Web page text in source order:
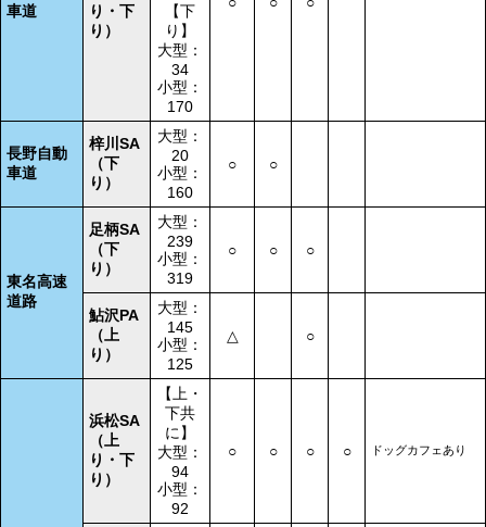
車道
り・下
り）
【下
り】
大型：
34
小型：
170
長野自動
車道
梓川SA
（下
り）
大型：
20
小型：
160
○ ○
東名高速
道路
足柄SA
（下
り）
大型：
239
小型：
319
○ ○ ○
鮎沢PA
（上
り）
大型：
145
小型：
125
△ ○
浜松SA
（上
り・下
り）
【上・
下共
に】
大型：
94
小型：
92
○ ○ ○ ○ ドッグカフェあり